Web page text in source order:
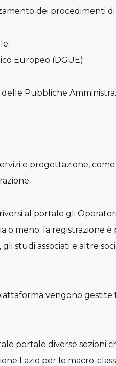
dei procedimenti di
Europeo (DGUE);
Pubbliche
e progettazione,
al portale gli
o meno; la registrazione
studi associati e altre
vengono
portale diverse sezioni
Lazio per le macro-